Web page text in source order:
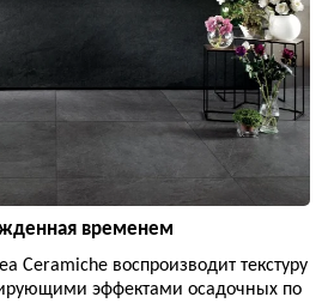
временем
Ceramiche воспроизводит текстуру
эффектами осадочных по